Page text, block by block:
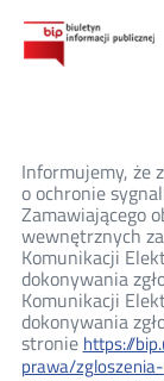
Informujemy, że
o ochronie
Zamawiającego
wewnętrznych
Komunikacji
dokonywania
Komunikacji
dokonywania
stronie https://
prawa/